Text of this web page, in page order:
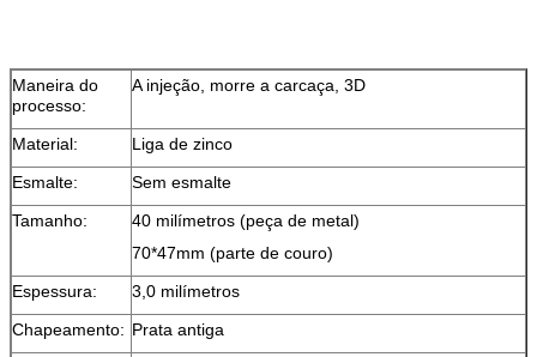
Maneira do
processo:
A injeção, morre a carcaça, 3D
Material:
Liga de zinco
Esmalte:
Sem esmalte
Tamanho:
40 milímetros (peça de metal)
70*47mm (parte de couro)
Espessura:
3,0 milímetros
Chapeamento: Prata antiga